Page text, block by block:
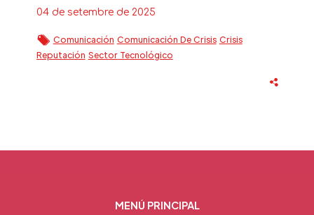
04 de setembre de 2025
Comunicación Comunicación De Crisis Crisis
Reputación Sector Tecnológico
MENÚ PRINCIPAL